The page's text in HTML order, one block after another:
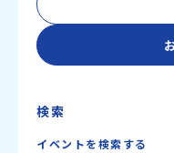
検索
イベントを検索する